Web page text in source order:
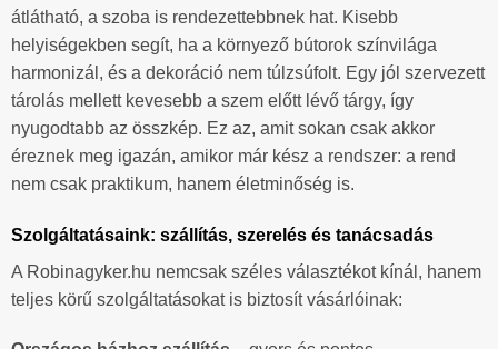
átlátható, a szoba is rendezettebbnek hat. Kisebb
helyiségekben segít, ha a környező bútorok színvilága
harmonizál, és a dekoráció nem túlzsúfolt. Egy jól szervezett
tárolás mellett kevesebb a szem előtt lévő tárgy, így
nyugodtabb az összkép. Ez az, amit sokan csak akkor
éreznek meg igazán, amikor már kész a rendszer: a rend
nem csak praktikum, hanem életminőség is.
Szolgáltatásaink: szállítás, szerelés és tanácsadás
A Robinagyker.hu nemcsak széles választékot kínál, hanem
teljes körű szolgáltatásokat is biztosít vásárlóinak: